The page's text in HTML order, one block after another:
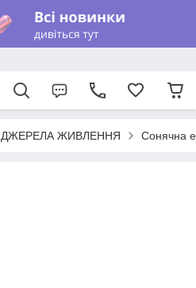
ДЖЕРЕЛА ЖИВЛЕННЯ Сонячна